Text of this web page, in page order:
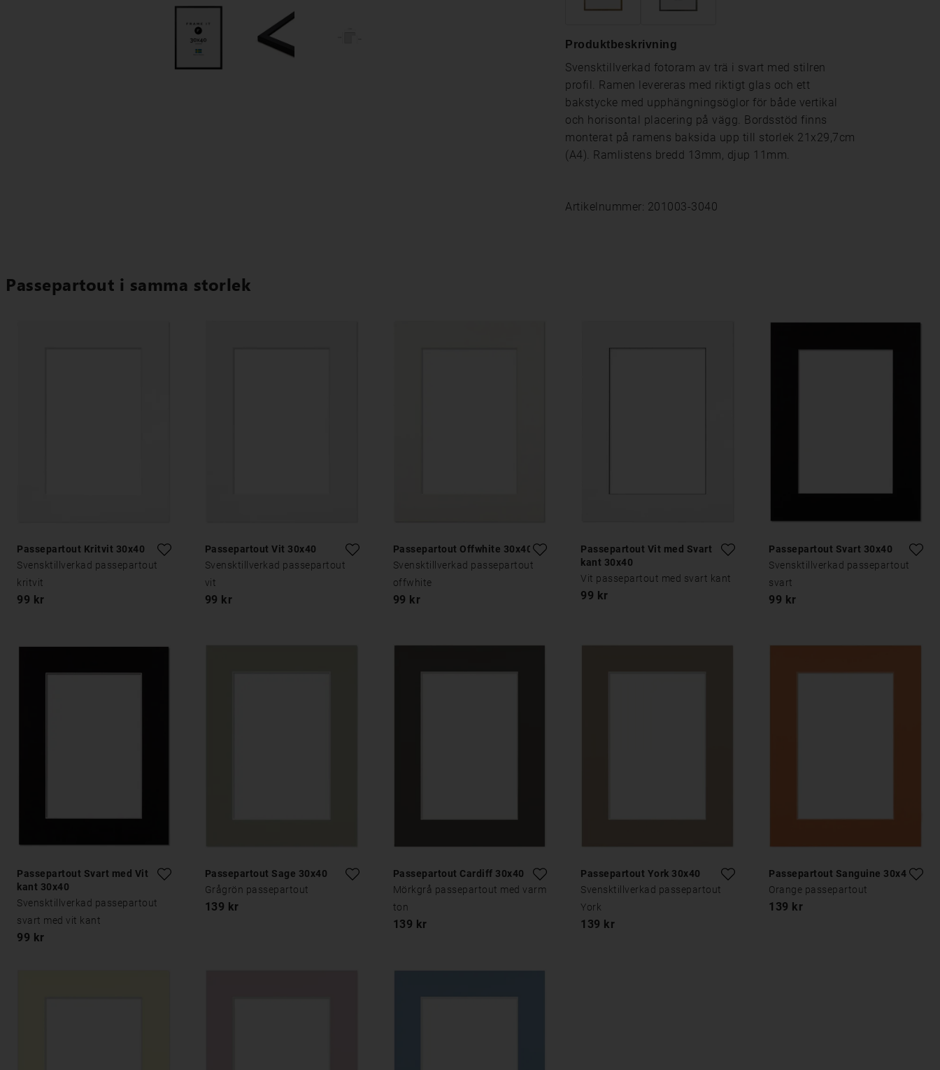
Produktbeskrivning
Svensktillverkad fotoram av trä i svart med stilren
profil. Ramen levereras med riktigt glas och ett
bakstycke med upphängningsöglor för både vertikal
och horisontal placering på vägg. Bordsstöd finns
monterat på ramens baksida upp till storlek 21x29,7cm
(A4). Ramlistens bredd 13mm, djup 11mm.
Artikelnummer: 201003-3040
Passepartout i samma storlek
Passepartout Kritvit 30x40
Svensktillverkad passepartout
kritvit
99 kr
Passepartout Vit 30x40
Svensktillverkad passepartout
vit
99 kr
Passepartout Offwhite 30x40
Svensktillverkad passepartout
offwhite
99 kr
Passepartout Vit med Svart
kant 30x40
Vit passepartout med svart kant
99 kr
Passepartout Svart 30x40
Svensktillverkad passepartout
svart
99 kr
Passepartout Svart med Vit
kant 30x40
Svensktillverkad passepartout
svart med vit kant
99 kr
Passepartout Sage 30x40
Grågrön passepartout
139 kr
Passepartout Cardiff 30x40
Mörkgrå passepartout med varm
ton
139 kr
Passepartout York 30x40
Svensktillverkad passepartout
York
139 kr
Passepartout Sanguine 30x40
Orange passepartout
139 kr